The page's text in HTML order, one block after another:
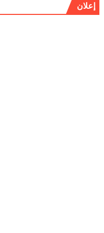
إعلان